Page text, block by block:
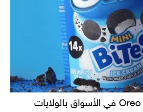
أوريو تُطلق Oreo Bites في الأسواق بالولايات